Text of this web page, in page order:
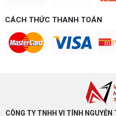
CÁCH THỨC THANH TOÁN
CÔNG TY TNHH VI TÍNH NGUYỄN